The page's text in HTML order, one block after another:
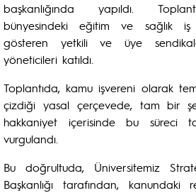
başkanlığında yapıldı.
bünyesindeki eğitim ve sağlık
gösteren yetkili ve üye
yöneticileri katıldı.
Toplantıda, kamu işvereni olarak
çizdiği yasal çerçevede, tam bir
hakkaniyet içerisinde bu süreci
vurgulandı.
Bu doğrultuda, Üniversitemiz
Başkanlığı tarafından, kanundaki